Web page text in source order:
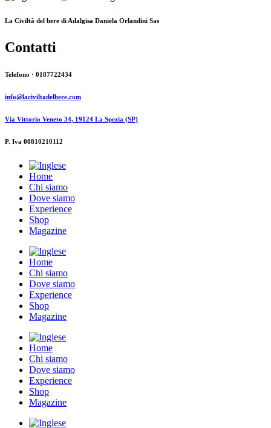
La Civiltà del bere di Adalgisa Daniela Orlandini Sas
Contatti
Telefono · 0187722434
info@laciviltadelbere.com
Via Vittorio Veneto 34, 19124 La Spezia (SP)
P. Iva 00810210112
Home
Chi siamo
Dove siamo
Experience
Shop
Magazine
Home
Chi siamo
Dove siamo
Experience
Shop
Magazine
Home
Chi siamo
Dove siamo
Experience
Shop
Magazine